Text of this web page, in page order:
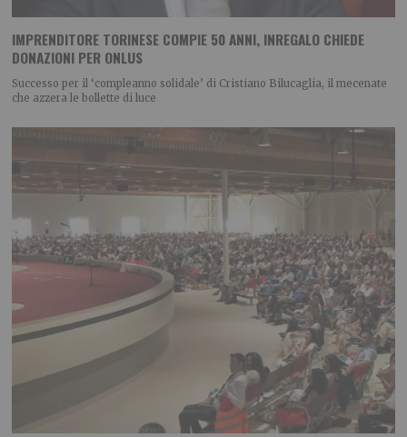
IMPRENDITORE TORINESE COMPIE 50 ANNI, INREGALO CHIEDE
DONAZIONI PER ONLUS
Successo per il ‘compleanno solidale’ di Cristiano Bilucaglia, il mecenate
che azzera le bollette di luce